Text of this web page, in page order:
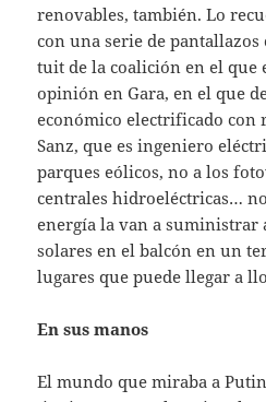
renovables, también. Lo
con una serie de
tuit de la coalición en el
opinión en Gara, en el que
económico electrificado con
Sanz, que es ingeniero
parques eólicos, no a los
centrales hidroeléctricas…
energía la van a suministrar
solares en el balcón en un
lugares que puede llegar a
En sus manos
El mundo que miraba a